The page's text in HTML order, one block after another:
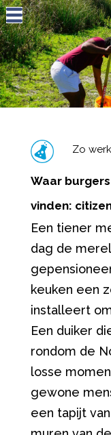
Zo
Waar
vinden:
Een tiener
dag de
keuken een
installeert
Een duiker
rondom de
losse
gewone
een tapijt